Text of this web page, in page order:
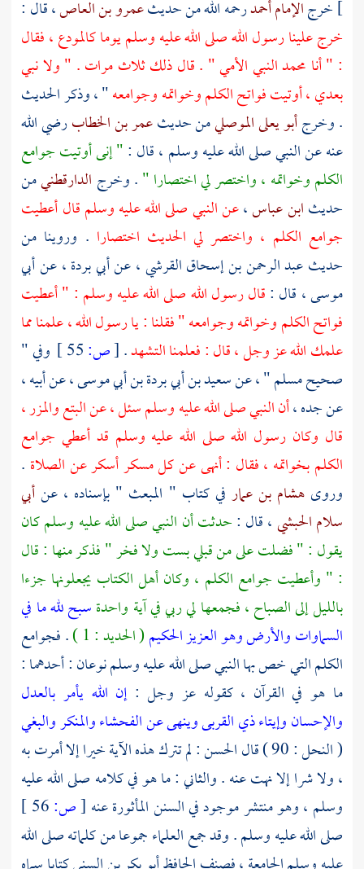
]خرجالإمام أحمدرحمه الله من حديثعمرو بن العاص، قال :
خرج علينا رسول الله صلى الله عليه وسلم يوما كالمودع ، فقال
: " أنا محمدالنبي الأمي " . قال ذلك ثلاث مرات . " ولا نبي
بعدي ، أوتيت فواتح الكلم وخواتمه وجوامعه" ، وذكر الحديث
. وخرجأبو يعلى الموصليمن حديثعمر بن الخطابرضي الله
عنه عن النبي صلى الله عليه وسلم ، قال :" إنى أوتيت جوامع
الكلم وخواتمه ، واختصر لي اختصارا ". وخرج الدارقطنيمن
حديثابن عباس،عن النبي صلى الله عليه وسلم قال أعطيت
جوامع الكلم ، واختصر لي الحديث اختصارا . وروينا من
حديثعبد الرحمن بن إسحاق القرشي، عنأبي بردة، عنأبي
موسى، قال :قال رسول الله صلى الله عليه وسلم : " أعطيت
فواتح الكلم وخواتمه وجوامعه " فقلنا : يا رسول الله ، علمنا مما
علمك الله عز وجل ، قال : فعلمنا التشهد.
[ص:
‌ وفي "
صحيحمسلم" ، عنسعيد بن أبي بردة بن أبي موسى، عن أبيه ،
عن جده ،أن النبي صلى الله عليه وسلم سئل ، عن البتع والمزر ،
قال وكان رسول الله صلى الله عليه وسلم قد أعطي جوامع
الكلم بخواتمه ، فقال : أنهى عن كل مسكر أسكر عن الصلاة .
وروىهشام بن عمار في كتاب " المبعث " بإسناده ، عنأبي
سلام الحبشي، قال :حدثت أن النبي صلى الله عليه وسلم كان
يقول : " فضلت على من قبلي بست ولا فخر " فذكر منها : قال
: " وأعطيت جوامع الكلم ، وكان أهل الكتاب يجعلونها جزءا
بالليل إلى الصباح ، فجمعها لي ربي في آية واحدةسبح لله ما في
السماوات والأرض وهو العزيز الحكيم( الحديد : 1 )
. فجوامع
الكلم التي خص بها النبي صلى الله عليه وسلم نوعان : أحدهما :
ما هو في القرآن ، كقوله عز وجل :إن الله يأمر بالعدل
والإحسان وإيتاء ذي القربى وينهى عن الفحشاء والمنكر والبغي
( النحل : 90 ) قال
الحسن: لم تترك هذه الآية خيرا إلا أمرت به
، ولا شرا إلا نهت عنه . والثاني : ما هو في كلامه صلى الله عليه
وسلم ، وهو منتشر موجود في السنن المأثورة عنه [ص:
صلى الله عليه وسلم . وقد جمع العلماء جموعا من كلماته صلى الله